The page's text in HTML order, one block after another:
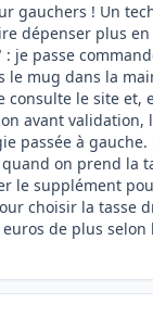
gauchers ! Un
dépenser plus
je passe
le mug dans la
consulte le site et,
avant validation,
passée à
on prend la
le supplément
choisir la tasse
de plus selon